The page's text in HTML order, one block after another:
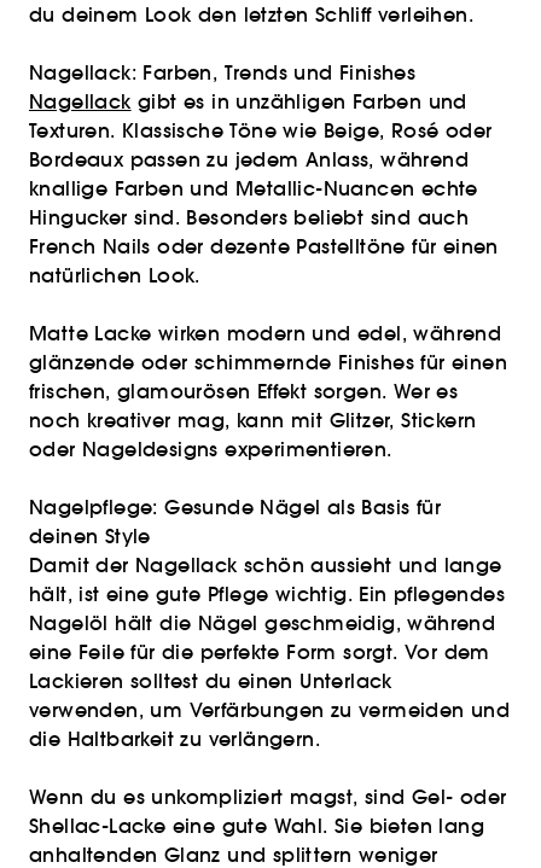
du deinem Look den letzten Schliff verleihen.
Nagellack: Farben, Trends und Finishes
Nagellack gibt es in unzähligen Farben und
Texturen. Klassische Töne wie Beige, Rosé oder
Bordeaux passen zu jedem Anlass, während
knallige Farben und Metallic-Nuancen echte
Hingucker sind. Besonders beliebt sind auch
French Nails oder dezente Pastelltöne für einen
natürlichen Look.
Matte Lacke wirken modern und edel, während
glänzende oder schimmernde Finishes für einen
frischen, glamourösen Effekt sorgen. Wer es
noch kreativer mag, kann mit Glitzer, Stickern
oder Nageldesigns experimentieren.
Nagelpflege: Gesunde Nägel als Basis für
deinen Style
Damit der Nagellack schön aussieht und lange
hält, ist eine gute Pflege wichtig. Ein pflegendes
Nagelöl hält die Nägel geschmeidig, während
eine Feile für die perfekte Form sorgt. Vor dem
Lackieren solltest du einen Unterlack
verwenden, um Verfärbungen zu vermeiden und
die Haltbarkeit zu verlängern.
Wenn du es unkompliziert magst, sind Gel- oder
Shellac-Lacke eine gute Wahl. Sie bieten lang
anhaltenden Glanz und splittern weniger